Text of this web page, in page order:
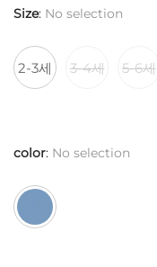
Size: No selection
2-3세 3-4세 5-6세
color: No selection